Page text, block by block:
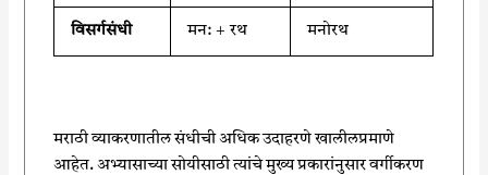
विसर्गसंधी मन: + रथ मनोरथ
मराठी व्याकरणातील संधीची अधिक उदाहरणे खालीलप्रमाणे
आहेत. अभ्यासाच्या सोयीसाठी त्यांचे मुख्य प्रकारांनुसार वर्गीकरण